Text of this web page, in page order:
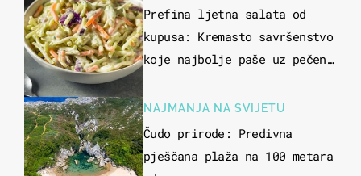
Prefina ljetna salata od
kupusa: Kremasto savršenstvo
koje najbolje paše uz pečeno
NAJMANJA NA SVIJETU
Čudo prirode: Predivna
pješčana plaža na 100 metara